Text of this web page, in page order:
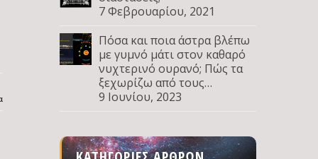
7 Φεβρουαρίου, 2021
Πόσα και ποια άστρα βλέπω
με γυμνό μάτι στον καθαρό
νυχτερινό ουρανό; Πώς τα
ξεχωρίζω από τους
πλανήτες; Μέρος Δ
9 Ιουνίου, 2023